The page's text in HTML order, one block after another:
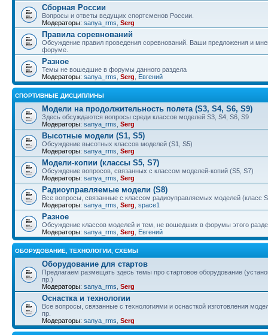
Сборная России
Вопросы и ответы ведущих спортсменов России.
Модераторы: sanya_rms Serg
Правила соревнований
Обсуждение правил проведения соревнований. Ваши предложения и
форуме.
Разное
Темы не вошедшие в форумы данного раздела
Модераторы: sanya_rms Serg Евгений
СПОРТИВНЫЕ ДИСЦИПЛИНЫ
Модели на продолжительность полета (S3, S4, S6, S9)
Здесь обсуждаются вопросы среди классов моделей S3, S4, S6, S9
Модераторы: sanya_rms Serg
Высотные модели (S1, S5)
Обсуждение высотных классов моделей (S1, S5)
Модераторы: sanya_rms Serg
Модели-копии (классы S5, S7)
Обсуждение вопросов, связанных с классом моделей-копий (S5, S7)
Модераторы: sanya_rms Serg
Радиоуправляемые модели (S8)
Все вопросы, связанные с классом радиоуправляемых моделей (класс
Модераторы: sanya_rms Serg space1
Разное
Обсуждение классов моделей и тем, не вошедших в форумы этого
Модераторы: sanya_rms Serg Евгений
ОБОРУДОВАНИЕ, ТЕХНОЛОГИИ, СХЕМЫ
Оборудование для стартов
Предлагаем размещать здесь темы про стартовое оборудование
пр.)
Модераторы: sanya_rms Serg
Оснастка и технологии
Все вопросы, связанные с технологиями и оснасткой изготовления
пр.
Модераторы: sanya_rms Serg